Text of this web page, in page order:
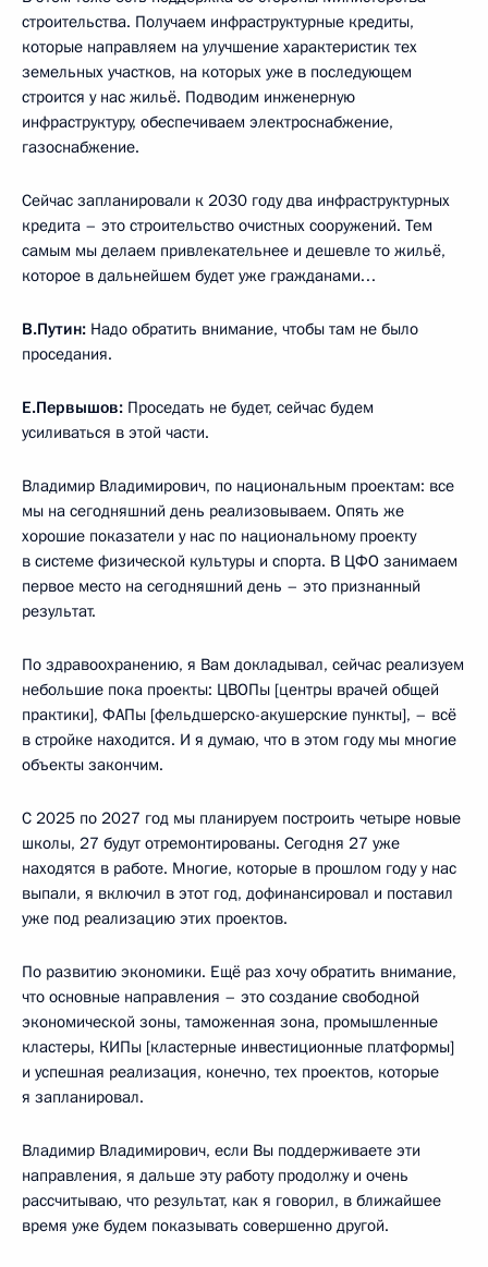
строительства. Получаем инфраструктурные кредиты,
которые направляем на улучшение характеристик тех
земельных участков, на которых уже в последующем
строится у нас жильё. Подводим инженерную
инфраструктуру, обеспечиваем электроснабжение,
газоснабжение.
Сейчас запланировали к 2030 году два инфраструктурных
кредита – это строительство очистных сооружений. Тем
самым мы делаем привлекательнее и дешевле то жильё,
которое в дальнейшем будет уже гражданами…
В.Путин: Надо обратить внимание, чтобы там не было
проседания.
Е.Первышов: Проседать не будет, сейчас будем
усиливаться в этой части.
Владимир Владимирович, по национальным проектам: все
мы на сегодняшний день реализовываем. Опять же
хорошие показатели у нас по национальному проекту
в системе физической культуры и спорта. В ЦФО занимаем
первое место на сегодняшний день – это признанный
результат.
По здравоохранению, я Вам докладывал, сейчас реализуем
небольшие пока проекты: ЦВОПы [центры врачей общей
практики], ФАПы [фельдшерско-акушерские пункты], – всё
в стройке находится. И я думаю, что в этом году мы многие
объекты закончим.
С 2025 по 2027 год мы планируем построить четыре новые
школы, 27 будут отремонтированы. Сегодня 27 уже
находятся в работе. Многие, которые в прошлом году у нас
выпали, я включил в этот год, дофинансировал и поставил
уже под реализацию этих проектов.
По развитию экономики. Ещё раз хочу обратить внимание,
что основные направления – это создание свободной
экономической зоны, таможенная зона, промышленные
кластеры, КИПы [кластерные инвестиционные платформы]
и успешная реализация, конечно, тех проектов, которые
я запланировал.
Владимир Владимирович, если Вы поддерживаете эти
направления, я дальше эту работу продолжу и очень
рассчитываю, что результат, как я говорил, в ближайшее
время уже будем показывать совершенно другой.